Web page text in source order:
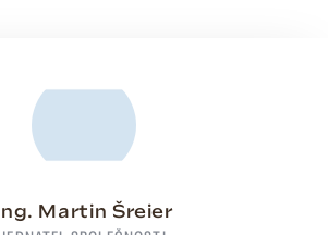
Ing. Martin Šreier